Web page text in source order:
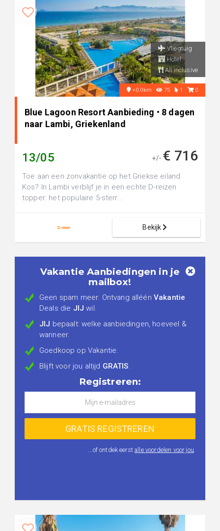
Vliegtuig
Hotel
All inclusive
+0.0km 75 1 0
Blue Lagoon Resort Aanbieding • 8 dagen
naar Lambi, Griekenland
13/05 +/- € 716
Toe aan een zonvakantie op het Griekse eiland
Kos? In Lambi verblijf je in een echte D-reizen
topper: het populaire 5-sterr...
Bekijk
Vakantie Aanbiedingen in je
mailbox!
Geen spam meer. Ontvang alléén Vakantie
Deals die JIJ wil.
JIJ bepaalt: welke aanbiedingen, hoeveel &
wanneer.
Goedkoop op Vakantie.
Blijft voor jou altijd GRATIS.
Registreren:
...of ontdek eerstalle voordelen voor jou.